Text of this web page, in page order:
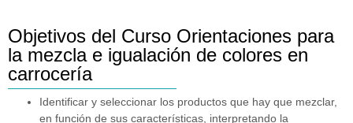
Objetivos del Curso Orientaciones para
la mezcla e igualación de colores en
carrocería
Identificar y seleccionar los productos que hay que mezclar,
en función de sus características, interpretando la